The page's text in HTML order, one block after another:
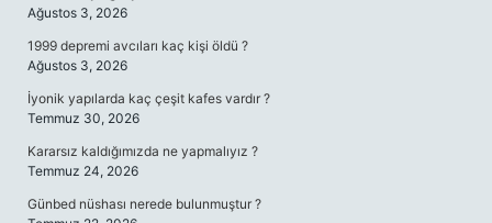
Ağustos 3, 2026
1999 depremi avcıları kaç kişi öldü ?
Ağustos 3, 2026
İyonik yapılarda kaç çeşit kafes vardır ?
Temmuz 30, 2026
Kararsız kaldığımızda ne yapmalıyız ?
Temmuz 24, 2026
Günbed nüshası nerede bulunmuştur ?